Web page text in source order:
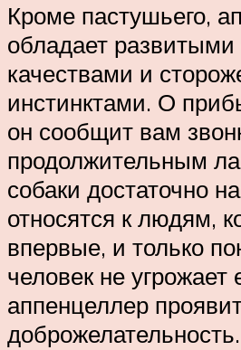
Кроме пастушьего,
обладает
качествами и
инстинктами. О
он сообщит вам
продолжительным
собаки достаточно
относятся к людям,
впервые, и только
человек не угрожает
аппенцеллер
доброжелательность.